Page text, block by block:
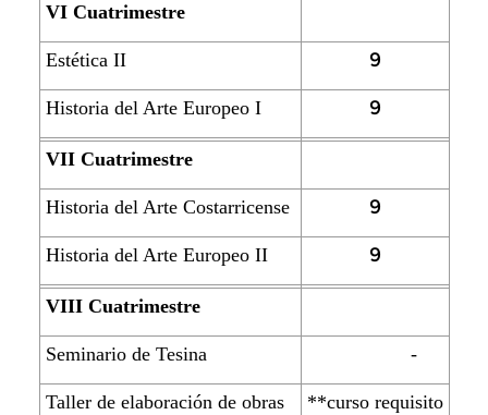
VI Cuatrimestre
Estética II 9
Historia del Arte Europeo I 9
VII Cuatrimestre
Historia del Arte Costarricense 9
Historia del Arte Europeo II 9
VIII Cuatrimestre
Seminario de Tesina -
Taller de elaboración de obras **curso requisito